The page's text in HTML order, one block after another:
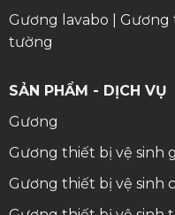
Gương lavabo
Gương
tường
SẢN PHẨM - DỊCH VỤ
Gương
Gương thiết bị vệ sinh
Gương thiết bị vệ sinh